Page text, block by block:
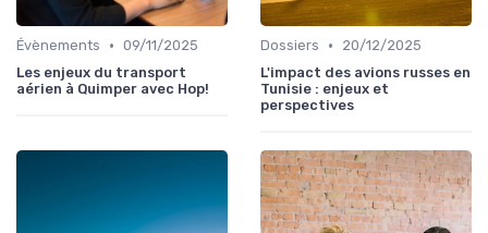
Évènements • 09/11/2025
Les enjeux du transport
aérien à Quimper avec Hop!
Dossiers •
20/12/2025
L'impact des avions russes en
Tunisie : enjeux et
perspectives